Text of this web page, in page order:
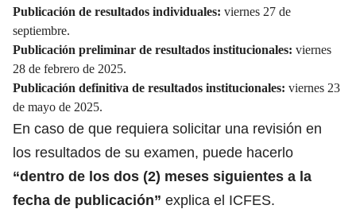
Publicación de resultados individuales: viernes 27 de
septiembre.
Publicación preliminar de resultados institucionales: viernes
28 de febrero de 2025.
Publicación definitiva de resultados institucionales: viernes 23
de mayo de 2025.
En caso de que requiera solicitar una revisión en
los resultados de su examen, puede hacerlo
“dentro de los dos (2) meses siguientes a la
fecha de publicación” explica el ICFES.